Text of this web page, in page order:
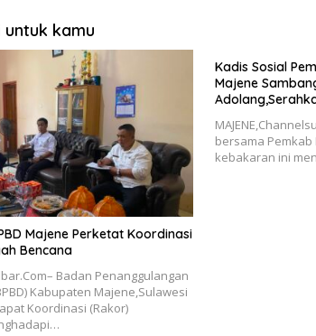
untuk kamu
Majene Perketat Koordinasi
Bencana
Badan Penanggulangan
Kabupaten Majene,Sulawesi
Koordinasi (Rakor)
Kadis Sosial
Majene
bersama
kebakaran ini